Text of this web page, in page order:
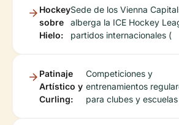
Hockey
sobre
Hielo:
Sede de los Vienna
alberga la ICE Hockey
partidos internacionales (
Patinaje
Artístico y
Curling:
Competiciones y
entrenamientos
para clubes y